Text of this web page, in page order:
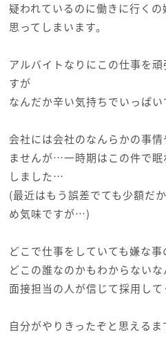
疑われているのに働きに行く
思ってしまいます。
アルバイトなりにこの仕事を
すが
なんだか辛い気持ちでいっぱい
会社には会社のなんらかの事
ませんが…一時期はこの件で眠
しました…
(最近はもう誤差でても少額だ
め気味ですが…)
どこで仕事をしていても嫌な事
どこの誰なのかもわからない
面接担当の人が信じて採用し
自分がやりきったぞと思える